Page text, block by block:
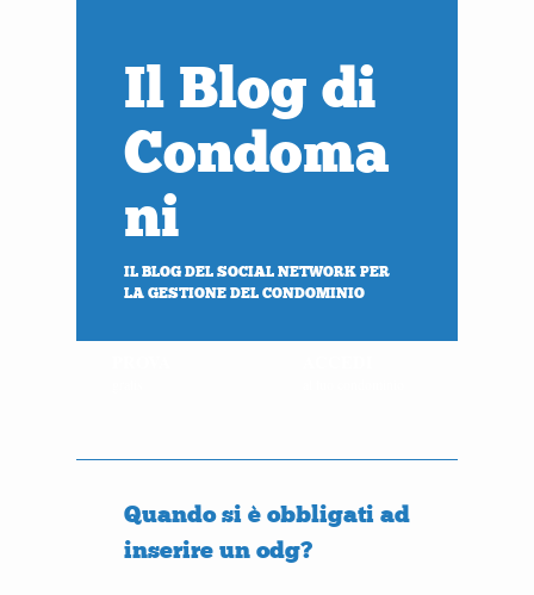
Il Blog di
Condoma
ni
IL BLOG DEL SOCIAL NETWORK PER
LA GESTIONE DEL CONDOMINIO
Quando si è obbligati ad
inserire un odg?